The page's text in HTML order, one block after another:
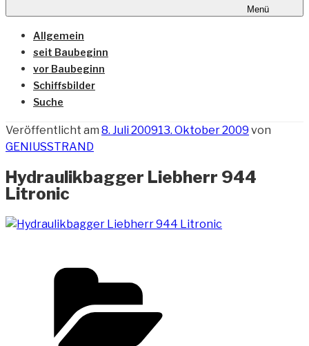
Menü
Allgemein
seit Baubeginn
vor Baubeginn
Schiffsbilder
Suche
Veröffentlicht am 8. Juli 200913. Oktober 2009 von
GENIUSSTRAND
Hydraulikbagger Liebherr 944
Litronic